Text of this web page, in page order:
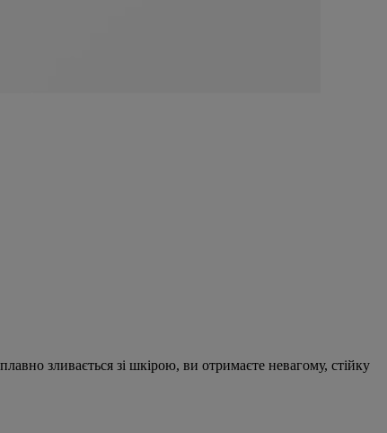
зливається зі шкірою, ви отримаєте невагому, стійку